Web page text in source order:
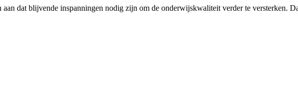
dat blijvende inspanningen nodig zijn om de onderwijskwaliteit verder te versterken.